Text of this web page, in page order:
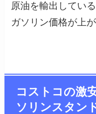
原油を輸出してい
ガソリン価格が上
コストコの激
ソリンスタン